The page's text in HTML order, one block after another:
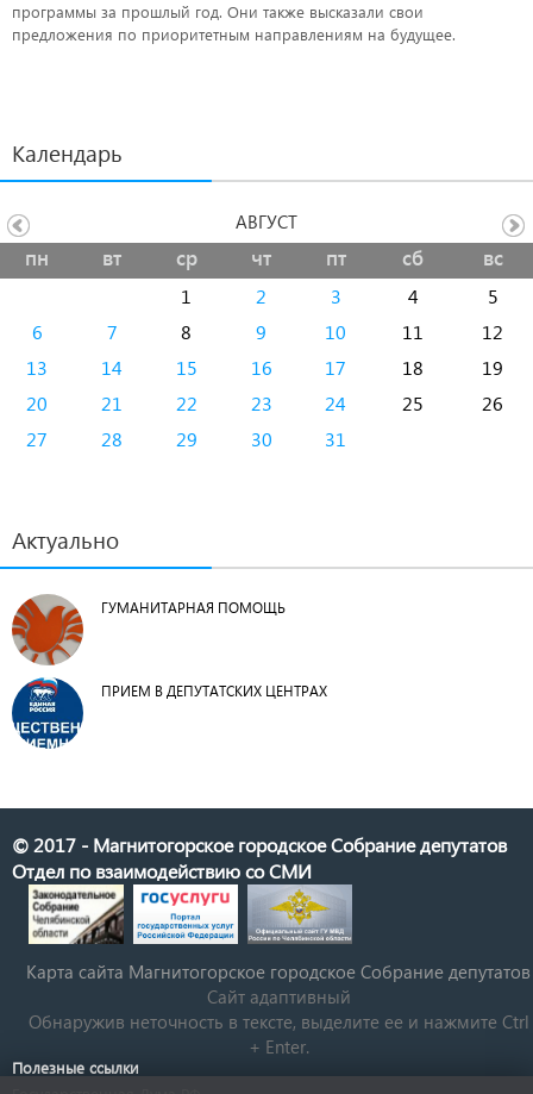
программы за прошлый год. Они также высказали свои
предложения по приоритетным направлениям на будущее.
Календарь
пн вт ср чт пт сб вс
1 2 3 4
5
6
7 8 9 10 11
12
13
14 15 16 17 18
19
20
21 22 23 24 25
26
27
28 29 30 31
АВГУСТ
Актуально
ГУМАНИТАРНАЯ ПОМОЩЬ
ПРИЕМ В ДЕПУТАТСКИХ ЦЕНТРАХ
© 2017 - Магнитогорское городское Собрание депутатов
Отдел по взаимодействию со СМИ
Карта сайта Магнитогорское городское Cобрание депутатов
Сайт адаптивный
Обнаружив неточность в тексте, выделите ее и нажмите Ctrl
+ Enter.
Полезные ссылки